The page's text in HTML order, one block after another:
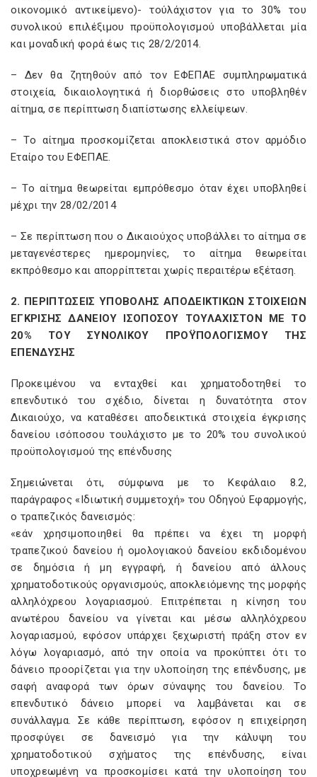
οικονομικό αντικείμενο)- τούλάχιστον για το 30% του
συνολικού επιλέξιμου προϋπολογισμού υποβάλλεται μία
και μοναδική φορά έως τις 28/2/2014.
– Δεν θα ζητηθούν από τον ΕΦΕΠΑΕ συμπληρωματικά
στοιχεία, δικαιολογητικά ή διορθώσεις στο υποβληθέν
αίτημα, σε περίπτωση διαπίστωσης ελλείψεων.
– Το αίτημα προσκομίζεται αποκλειστικά στον αρμόδιο
Εταίρο του ΕΦΕΠΑΕ.
– Το αίτημα θεωρείται εμπρόθεσμο όταν έχει υποβληθεί
μέχρι την 28/02/2014
– Σε περίπτωση που ο Δικαιούχος υποβάλλει το αίτημα σε
μεταγενέστερες ημερομηνίες, το αίτημα θεωρείται
εκπρόθεσμο και απορρίπτεται χωρίς περαιτέρω εξέταση.
2. ΠΕΡΙΠΤΩΣΕΙΣ ΥΠΟΒΟΛΗΣ ΑΠΟΔΕΙΚΤΙΚΩΝ ΣΤΟΙΧΕΙΩΝ
ΕΓΚΡΙΣΗΣ ΔΑΝΕΙΟΥ ΙΣΟΠΟΣΟΥ ΤΟΥΛΑΧΙΣΤΟΝ ΜΕ ΤΟ
20% ΤΟΥ ΣΥΝΟΛΙΚΟΥ ΠΡΟΫΠΟΛΟΓΙΣΜΟΥ ΤΗΣ
ΕΠΕΝΔΥΣΗΣ
Προκειμένου να ενταχθεί και χρηματοδοτηθεί το
επενδυτικό του σχέδιο, δίνεται η δυνατότητα στον
Δικαιούχο, να καταθέσει αποδεικτικά στοιχεία έγκρισης
δανείου ισόποσου τουλάχιστο με το 20% του συνολικού
προϋπολογισμού της επένδυσης
Σημειώνεται ότι, σύμφωνα με το Κεφάλαιο 8.2,
παράγραφος «Ιδιωτική συμμετοχή» του Οδηγού Εφαρμογής,
ο τραπεζικός δανεισμός:
«εάν χρησιμοποιηθεί θα πρέπει να έχει τη μορφή
τραπεζικού δανείου ή ομολογιακού δανείου εκδιδομένου
σε δημόσια ή μη εγγραφή, ή δανείου από άλλους
χρηματοδοτικούς οργανισμούς, αποκλειόμενης της μορφής
αλληλόχρεου λογαριασμού. Επιτρέπεται η κίνηση του
ανωτέρου δανείου να γίνεται και μέσω αλληλόχρεου
λογαριασμού, εφόσον υπάρχει ξεχωριστή πράξη στον εν
λόγω λογαριασμό, από την οποία να προκύπτει ότι το
δάνειο προορίζεται για την υλοποίηση της επένδυσης, με
σαφή αναφορά των όρων σύναψης του δανείου. Το
επενδυτικό δάνειο μπορεί να λαμβάνεται και σε
συνάλλαγμα. Σε κάθε περίπτωση, εφόσον η επιχείρηση
προσφύγει σε δανεισμό για την κάλυψη του
χρηματοδοτικού σχήματος της επένδυσης, είναι
υποχρεωμένη να προσκομίσει κατά την υλοποίηση του